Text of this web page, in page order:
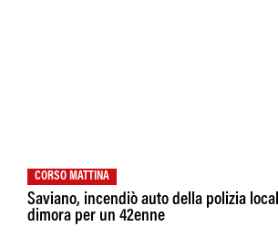
CORSO MATTINA
Saviano, incendiò auto della polizia
dimora per un 42enne